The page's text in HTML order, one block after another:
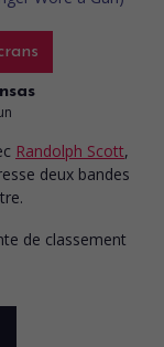
Randolph Scott,
deux bandes